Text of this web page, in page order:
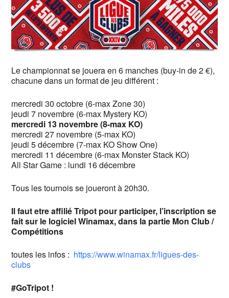
Le championnat se jouera en 6 manches (buy-in de 2 €),
chacune dans un format de jeu différent :
mercredi 30 octobre (6-max Zone 30)
jeudi 7 novembre (6-max Mystery KO)
mercredi 13 novembre (8-max KO)
mercredi 27 novembre (5-max KO)
jeudi 5 décembre (7-max KO Show One)
mercredi 11 décembre (6-max Monster Stack KO)
All Star Game : lundi 16 décembre
Tous les tournois se joueront à 20h30.
Il faut etre affilié Tripot pour participer, l’inscription se
fait sur le logiciel Winamax, dans la partie Mon Club /
Compétitions
toutes les infos : https://www.winamax.fr/ligues-des-
clubs
#GoTripot !